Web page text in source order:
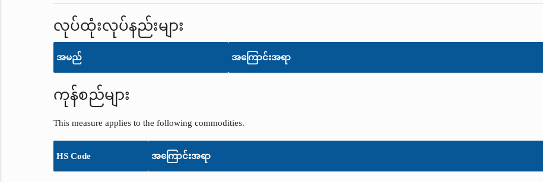
လုပ်ထုံးလုပ်နည်းများ
အမည် အကြောင်းအရာ
ကုန်စည်များ
This measure applies to the following commodities.
HS Code အကြောင်းအရာ